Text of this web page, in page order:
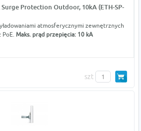
Protection Outdoor, 10kA (ETH-SP-
atmosferycznymi zewnętrznych
Maks. prąd przepięcia: 10 kA
szt